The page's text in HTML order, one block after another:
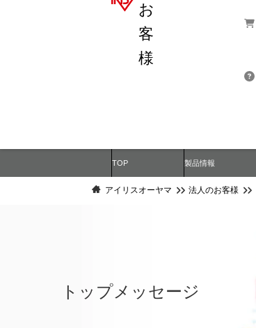
お
客
様
TOP 製品情報
アイリスオーヤマ 法人のお客様
トップメッセージ